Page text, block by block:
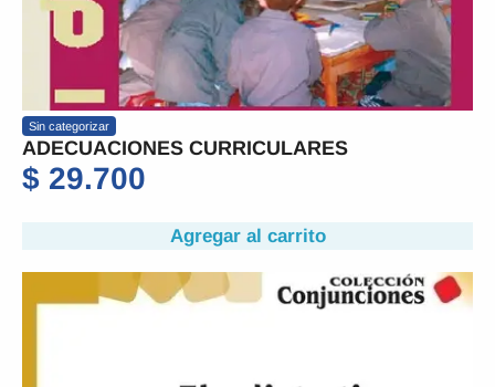
Sin categorizar
ADECUACIONES CURRICULARES
$ 29.700
Agregar al carrito